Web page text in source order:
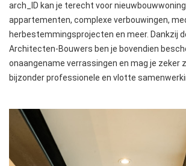
arch_ID kan je terecht voor
appartementen, complexe verbouwingen,
herbestemmingsprojecten en meer. Dankzij
Architecten-Bouwers ben je bovendien
onaangename verrassingen en mag je zeker
bijzonder professionele en vlotte